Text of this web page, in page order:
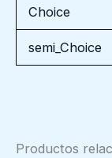
Choice
semi_Choice
Productos